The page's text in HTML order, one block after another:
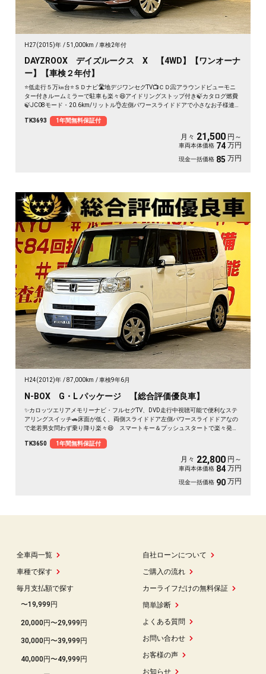
H27(2015)年 51,000km 車検2年付
DAYZROOX デイズルークス X 【4WD】【ワンオーナ
ー】【車検２年付】
⭐低走行５万㎞台⭐ＳＤナビ🛣️地デジワンセグTV📺ＣＤ📀アラウンドビューモニ
ター付きルームミラーで駐車も楽々😆アイドリングストップ付き🍃カタログ燃費
🍃JC08モード・20.6km/リットル👌左側パワースライドドアで小さなお子様連れ
山乗せられます💺📦高い天井で乗り降りも荷物の積み込みも楽々✨
TK3693 1年間無料保証付
月々 21,500 円～
車両本体価格 74 万円
現金一括価格 85 万円
H24(2012)年 87,000km 車検9年6月
N-BOX G・L パッケージ 【総合評価優良車】
✨カロッツエリアメモリーナビ・フルセグTV、DVD走行中視聴可能で便利なステ
アリングスイッチ🚗床面が低く、両側スライドドア左側パワースライドドアなの
で老若男女問わず乗り降り楽々😆 スマートキー＆プッシュスタートで楽々発進
TK3650
1年間無料保証付
月々 22,800 円～
車両本体価格 84 万円
現金一括価格 90 万円
全車両一覧
車種で探す
毎月支払額で探す
〜19,999円
20,000円〜29,999円
30,000円〜39,999円
40,000円〜49,999円
自社ローンについて
ご購入の流れ
カーライフだけの無料保証
簡単診断
よくある質問
お問い合わせ
お客様の声
お知らせ